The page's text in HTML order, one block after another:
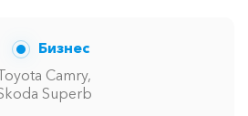
Бизнес
Camry,
Superb